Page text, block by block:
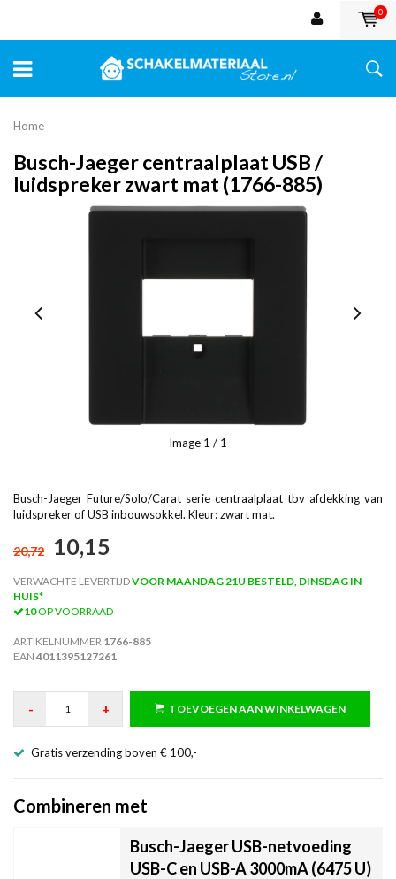
0
Home
Busch-Jaeger centraalplaat USB /
luidspreker zwart mat (1766-885)
Image 1 / 1
Busch-Jaeger Future/Solo/Carat serie centraalplaat tbv afdekking van
luidspreker of USB inbouwsokkel. Kleur: zwart mat.
20,72 10,15
VERWACHTE LEVERTIJDVOOR MAANDAG 21U BESTELD, DINSDAG IN
HUIS*
10OP VOORRAAD
ARTIKELNUMMER 1766-885
EAN 4011395127261
- + TOEVOEGEN AAN WINKELWAGEN
Gratis verzending boven € 100,-
Combineren met
Busch-Jaeger USB-netvoeding
USB-C en USB-A 3000mA (6475 U)